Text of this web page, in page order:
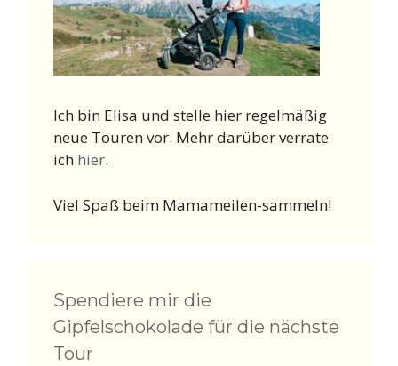
Ich bin Elisa und stelle hier regelmäßig
neue Touren vor. Mehr darüber verrate
ich hier.
Viel Spaß beim Mamameilen-sammeln!
Spendiere mir die
Gipfelschokolade für die nächste
Tour